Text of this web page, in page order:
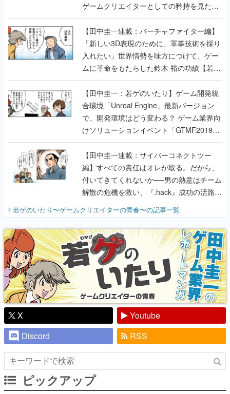
ゲームクリエイターとしての矜持を見た
【若ゲのいたり最終回】
【田中圭一連載：バーチャファイター編】
「新しい3D表現のために、軍事技術を採り
入れたい」世界情勢を味方につけて、ゲー
ムに革命をもたらした鈴木 裕の功績【若ゲ
のいたり】
【田中圭一：若ゲのいたり】ゲーム開発統
合環境「Unreal Engine」最新バージョン
で、開発環境はどう変わる？ ゲーム業界向
けソリューションイベント「GTMF2019」
に行って、より理解を深めよう【PR】
【田中圭一連載：サイバーコネクトツー
編】すべての責任はオレが取る。だから、
付いてきてくれないか──男の熱意はチーム
解散の危機を救い、『.hack』成功の活路を
開く。業界の快男児・松山 洋に流れる血は
『少年ジャンプ』色だった【若ゲのいた
り】
若ゲのいたり〜ゲームクリエイターの青春〜の記事一覧
X
Youtube
Discord
RSS
ピックアップ